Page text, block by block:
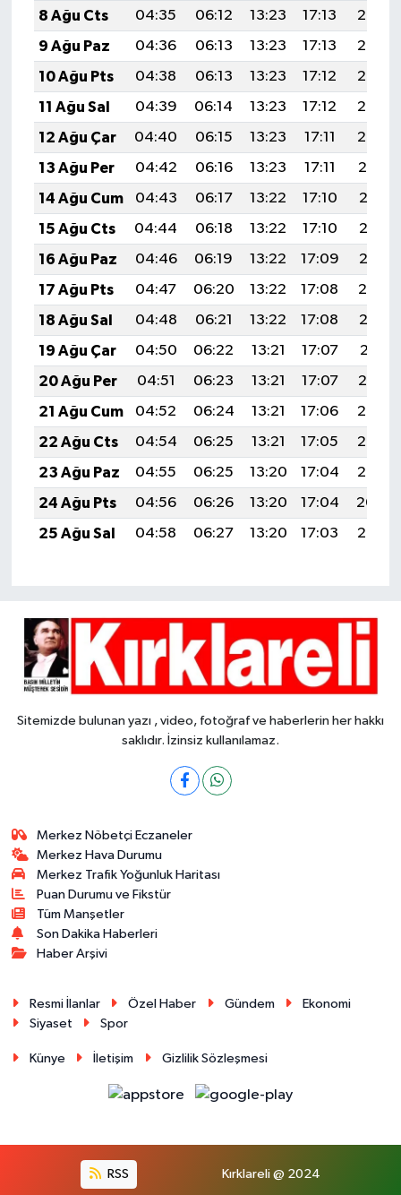
8 Ağu Cts
04:35 06:12 13:23 17:13
20:25
9 Ağu Paz
04:36 06:13 13:23 17:13
20:24
10 Ağu Pts
04:38 06:13 13:23 17:12
20:23
11 Ağu Sal
04:39 06:14 13:23 17:12
20:22
12 Ağu Çar
04:40 06:15 13:23 17:11
20:20
13 Ağu Per
04:42 06:16 13:23 17:11
20:19
14 Ağu Cum
04:43 06:17 13:22 17:10
20:18
15 Ağu Cts
04:44 06:18 13:22 17:10
20:16
16 Ağu Paz
04:46 06:19 13:22 17:09
20:15
17 Ağu Pts
04:47 06:20 13:22 17:08
20:14
18 Ağu Sal
04:48 06:21 13:22 17:08
20:12
19 Ağu Çar
04:50 06:22 13:21 17:07
20:11
20 Ağu Per
04:51 06:23 13:21 17:07
20:10
21 Ağu Cum
04:52 06:24 13:21 17:06
20:08
22 Ağu Cts
04:54 06:25 13:21 17:05
20:07
23 Ağu Paz
04:55 06:25 13:20 17:04
20:05
24 Ağu Pts
04:56 06:26 13:20 17:04
20:04
25 Ağu Sal
04:58 06:27 13:20 17:03 20:02
Sitemizde bulunan yazı , video, fotoğraf ve haberlerin her hakkı
saklıdır. İzinsiz kullanılamaz.
Merkez Nöbetçi Eczaneler
Merkez Hava Durumu
Merkez Trafik Yoğunluk Haritası
Puan Durumu ve Fikstür
Tüm Manşetler
Son Dakika Haberleri
Haber Arşivi
Resmi İlanlar Özel Haber Gündem
Ekonomi
Siyaset
Spor
Künye İletişim Gizlilik Sözleşmesi
RSS Kırklareli @ 2024